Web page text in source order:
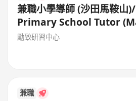
兼職小學導師 (沙田馬鞍
Primary School Tutor
Shatin)
勵致研習中心
兼職